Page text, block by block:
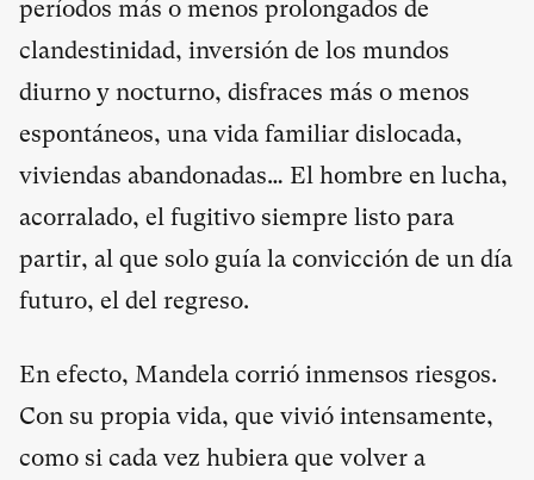
períodos más o menos prolongados de
clandestinidad, inversión de los mundos
diurno y nocturno, disfraces más o menos
espontáneos, una vida familiar dislocada,
viviendas abandonadas… El hombre en lucha,
acorralado, el fugitivo siempre listo para
partir, al que solo guía la convicción de un día
futuro, el del regreso.
En efecto, Mandela corrió inmensos riesgos.
Con su propia vida, que vivió intensamente,
como si cada vez hubiera que volver a